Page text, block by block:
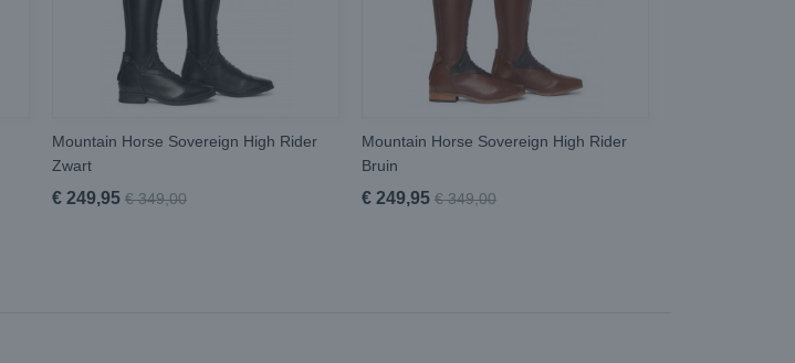
Mountain Horse Sovereign High Rider
Zwart
€ 249,95 € 349,00
Mountain Horse Sovereign High Rider
Bruin
€ 249,95 € 349,00